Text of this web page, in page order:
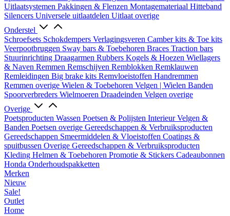
Uitlaatsystemen Pakkingen & Flenzen Montagemateriaal Hitteband
Silencers Universele uitlaatdelen Uitlaat overige
Onderstel
Schroefsets Schokdempers Verlagingsveren Camber kits & Toe kits
Veerpootbruggen Sway bars & Toebehoren Braces Traction bars
Stuurinrichting Draagarmen Rubbers Kogels & Hoezen Wiellagers
& Naven Remmen Remschijven Remblokken Remklauwen
Remleidingen Big brake kits Remvloeistoffen Handremmen
Remmen overige Wielen & Toebehoren Velgen | Wielen Banden
Spoorverbreders Wielmoeren Draadeinden Velgen overige
Overige
Poetsproducten Wassen Poetsen & Polijsten InterieurVelgen &
Banden Poetsen overige Gereedschappen & Verbruiksproducten
Gereedschappen Smeermiddelen & Vloeistoffen Coatings &
spuitbussen Overige Gereedschappen & Verbruiksproducten
Kleding Helmen & Toebehoren Promotie & Stickers Cadeaubonnen
Honda Onderhoudspakketten
Merken
Nieuw
Sale!
Outlet
Home